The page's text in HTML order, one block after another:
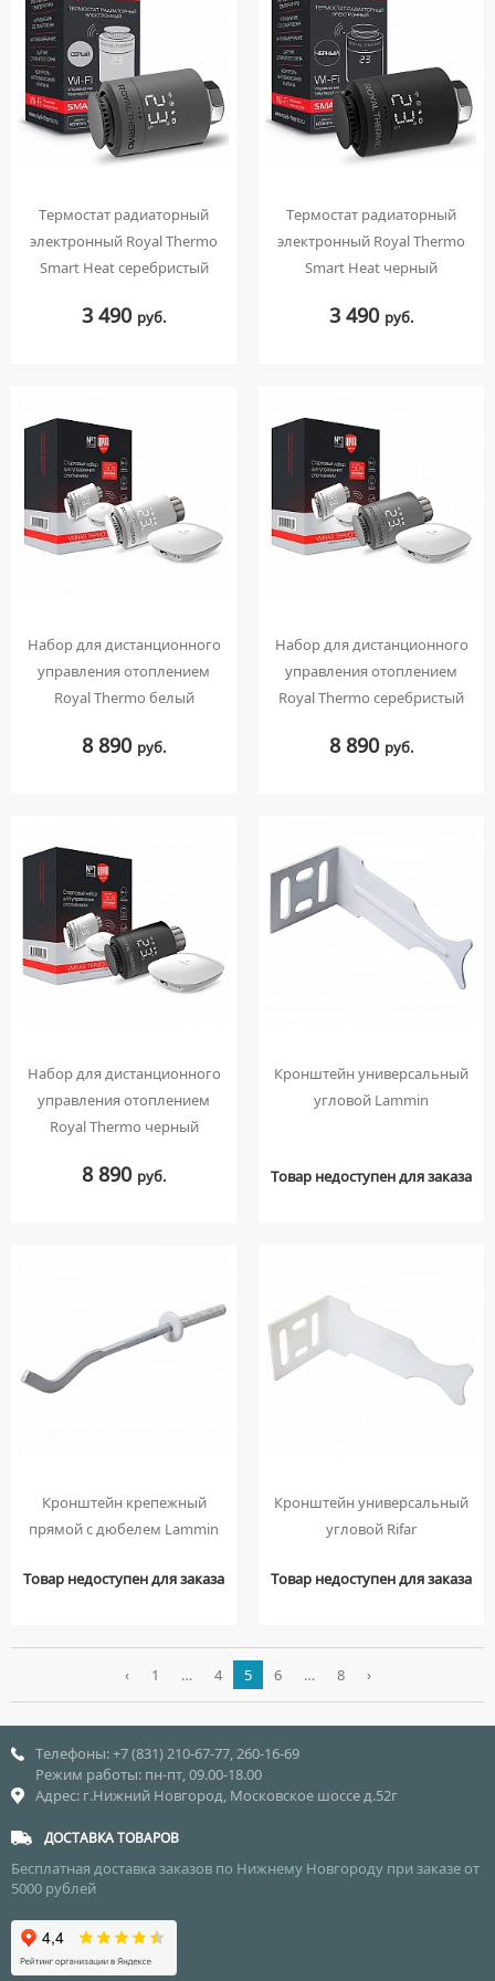
Термостат радиаторный
электронный Royal Thermo
Smart Heat серебристый
3 490 руб.
Термостат радиаторный
электронный Royal Thermo
Smart Heat черный
3 490 руб.
Набор для дистанционного
управления отоплением
Royal Thermo белый
8 890 руб.
Набор для дистанционного
управления отоплением
Royal Thermo серебристый
8 890 руб.
Набор для дистанционного
управления отоплением
Royal Thermo черный
8 890 руб.
Кронштейн универсальный
угловой Lammin
Товар недоступен для заказа
Кронштейн крепежный
прямой с дюбелем Lammin
Товар недоступен для заказа
Кронштейн универсальный
угловой Rifar
Товар недоступен для заказа
‹ 1 … 4 5 6 … 8 ›
УМЫВАЛЬНИКИ С ПЬЕДЕСТАЛАМИ
ПЬЕДЕСТАЛЫ ДЛЯ УМЫВАЛЬНИКОВ
ПОЛУПЬЕДЕСТАЛЫ ДЛЯ УМЫВАЛЬНИКОВ
КОМПЛЕКТУЮЩИЕ ДЛЯ УНИТАЗОВ
Телефоны: +7 (831) 210-67-77, 260-16-69
Режим работы: пн-пт, 09.00-18.00
Адрес: г.Нижний Новгород, Московское шоссе д.52г
ДОСТАВКА ТОВАРОВ
Бесплатная доставка заказов по Нижнему Новгороду при заказе от
5000 рублей